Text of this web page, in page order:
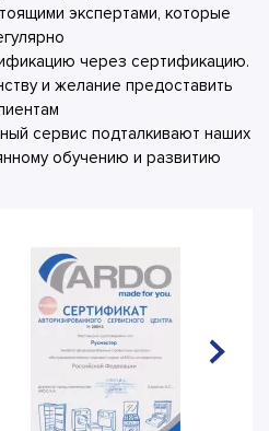
экспертами, которые
через сертификацию.
и желание предоставить
сервис подталкивают наших
обучению и развитию